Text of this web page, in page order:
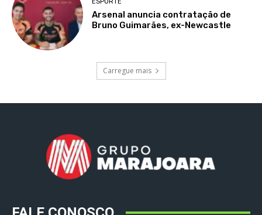
ESPORTE
Arsenal anuncia contratação de
Bruno Guimarães, ex-Newcastle
Carregue mais